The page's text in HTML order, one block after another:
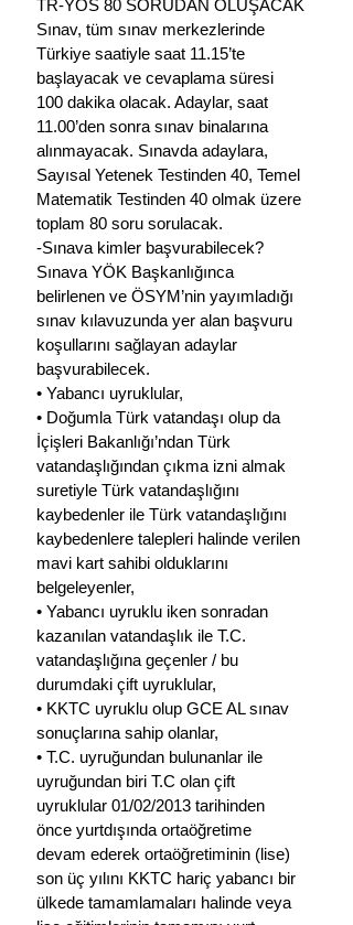
TR-YÖS 80 SORUDAN OLUŞACAK
Sınav, tüm sınav merkezlerinde
Türkiye saatiyle saat 11.15’te
başlayacak ve cevaplama süresi
100 dakika olacak. Adaylar, saat
11.00’den sonra sınav binalarına
alınmayacak. Sınavda adaylara,
Sayısal Yetenek Testinden 40, Temel
Matematik Testinden 40 olmak üzere
toplam 80 soru sorulacak.
-Sınava kimler başvurabilecek?
Sınava YÖK Başkanlığınca
belirlenen ve ÖSYM’nin yayımladığı
sınav kılavuzunda yer alan başvuru
koşullarını sağlayan adaylar
başvurabilecek.
• Yabancı uyruklular,
• Doğumla Türk vatandaşı olup da
İçişleri Bakanlığı’ndan Türk
vatandaşlığından çıkma izni almak
suretiyle Türk vatandaşlığını
kaybedenler ile Türk vatandaşlığını
kaybedenlere talepleri halinde verilen
mavi kart sahibi olduklarını
belgeleyenler,
• Yabancı uyruklu iken sonradan
kazanılan vatandaşlık ile T.C.
vatandaşlığına geçenler / bu
durumdaki çift uyruklular,
• KKTC uyruklu olup GCE AL sınav
sonuçlarına sahip olanlar,
• T.C. uyruğundan bulunanlar ile
uyruğundan biri T.C olan çift
uyruklular 01/02/2013 tarihinden
önce yurtdışında ortaöğretime
devam ederek ortaöğretiminin (lise)
son üç yılını KKTC hariç yabancı bir
ülkede tamamlamaları halinde veya